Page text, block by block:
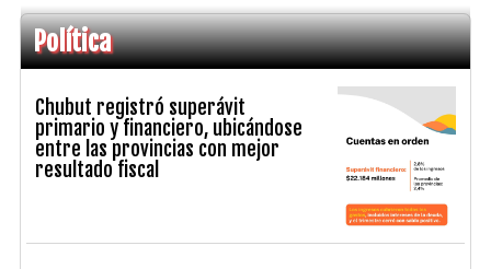
Política
Chubut registró superávit
primario y financiero, ubicándose
entre las provincias con mejor
resultado fiscal